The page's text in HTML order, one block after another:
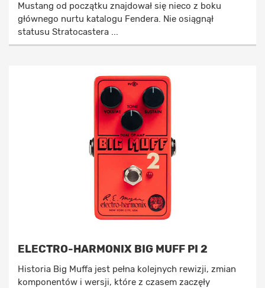
Mustang od początku znajdował się nieco z boku
głównego nurtu katalogu Fendera. Nie osiągnął
statusu Stratocastera ...
ELECTRO-HARMONIX BIG MUFF PI 2
Historia Big Muffa jest pełna kolejnych rewizji, zmian
komponentów i wersji, które z czasem zaczęły